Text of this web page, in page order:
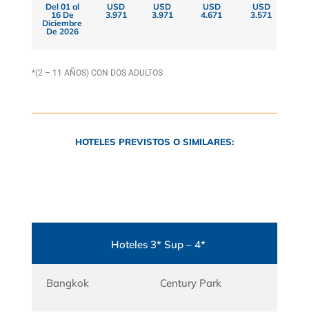
Del 01 al
16 De
Diciembre
De 2026
USD
3.971
USD
3.971
USD
4.671
USD
3.571
*(2 – 11 AÑOS) CON DOS ADULTOS
HOTELES PREVISTOS O SIMILARES:
Hoteles 3* Sup – 4*
Bangkok Century Park